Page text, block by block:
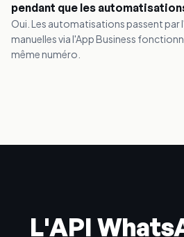
pendant que les
Oui. Les automatisations passent par
manuelles via l'App Business
même numéro.
L'API